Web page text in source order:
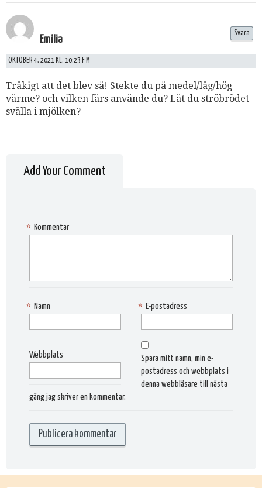
Emilia
OKTOBER 4, 2021 KL. 10:23 F M
Tråkigt att det blev så! Stekte du på medel/låg/hög
värme? och vilken färs använde du? Lät du ströbrödet
svälla i mjölken?
Svara
Add Your Comment
Kommentar
*
Namn
* E-postadress
*
Webbplats
Spara mitt namn, min e-
postadress och webbplats i
denna webbläsare till nästa
gång jag skriver en kommentar.